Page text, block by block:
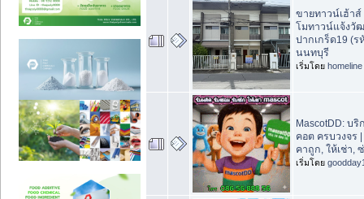
ขายทาวน์เฮ้า
โมทาวน์แจ้งวั
ปากเกร็ด19 (ร
นนทบุรี
เริ่มโดย homeline
MascotDD: บ
คอต ครบวงจร
คาถูก, ให้เช่า,
เริ่มโดย